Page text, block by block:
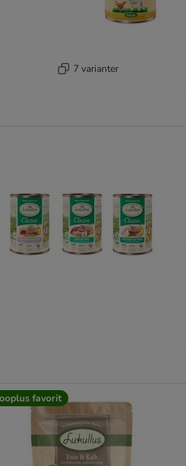
7 varianter
favorit